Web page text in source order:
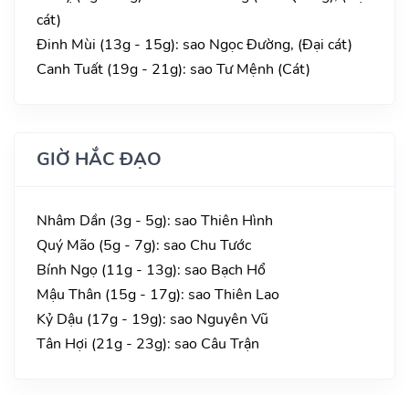
cát)
Đinh Mùi (13g - 15g): sao Ngọc Đường, (Đại cát)
Canh Tuất (19g - 21g): sao Tư Mệnh (Cát)
GIỜ HẮC ĐẠO
Nhâm Dần (3g - 5g): sao Thiên Hình
Quý Mão (5g - 7g): sao Chu Tước
Bính Ngọ (11g - 13g): sao Bạch Hổ
Mậu Thân (15g - 17g): sao Thiên Lao
Kỷ Dậu (17g - 19g): sao Nguyên Vũ
Tân Hợi (21g - 23g): sao Câu Trận